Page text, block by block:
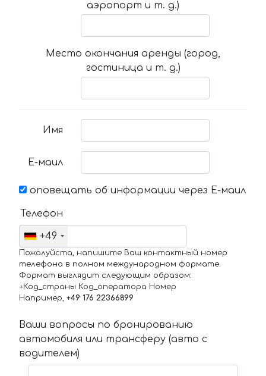
аэропорт и т. д.)
Место окончания аренды (город,
гостиница и т. д.)
Имя
Е-маил
оповещать об информации через Е-маил
Телефон
+49
Пожалуйста, напишите Ваш контактный номер
телефона в полном международном формате.
Формат выглядит следующим образом:
+Код_страны Код_оператора Номер
Например, +49 176 22366899
Ваши вопросы по бронированию
автомобиля или трансферу (авто с
водителем)